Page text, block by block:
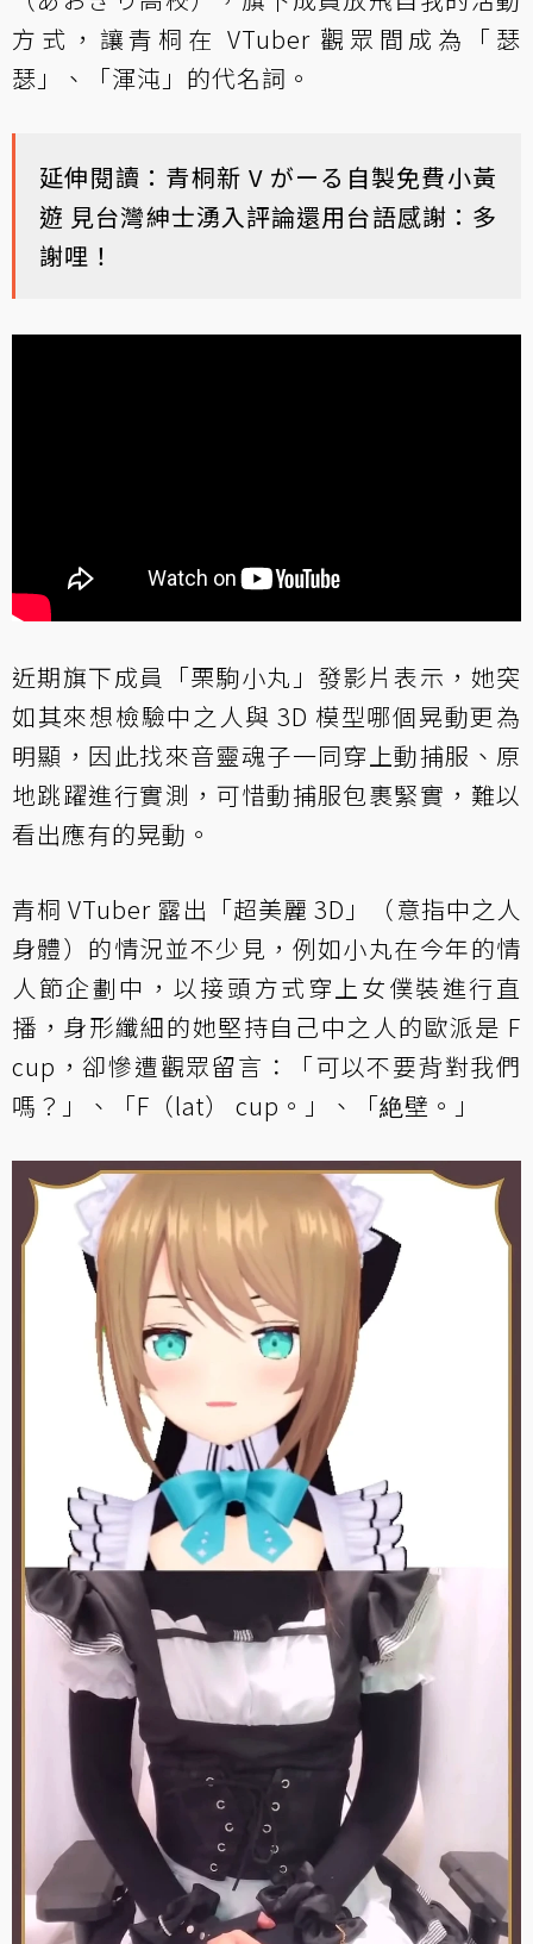
方式，讓青桐在 VTuber 觀眾間成為「瑟
瑟」、「渾沌」的代名詞。
延伸閱讀： 青桐新 V がーる自製免費小黃
遊 見台灣紳士湧入評論還用台語感謝：多
謝哩！
近期旗下成員「栗駒小丸」發影片表示，她突
如其來想檢驗中之人與 3D 模型哪個晃動更為
明顯，因此找來音靈魂子一同穿上動捕服、原
地跳躍進行實測，可惜動捕服包裹緊實，難以
看出應有的晃動。
青桐 VTuber 露出「超美麗 3D」（意指中之人
身體）的情況並不少見，例如小丸在今年的情
人節企劃中，以接頭方式穿上女僕裝進行直
播，身形纖細的她堅持自己中之人的歐派是 F
cup，卻慘遭觀眾留言：「可以不要背對我們
嗎？」、「F（lat） cup。」、「絶壁。」